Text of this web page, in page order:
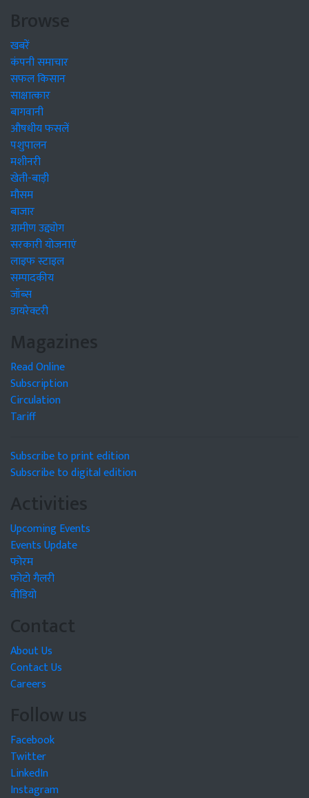
Browse
खबरें
कंपनी समाचार
सफल किसान
साक्षात्कार
बागवानी
औषधीय फसलें
पशुपालन
मशीनरी
खेती-बाड़ी
मौसम
बाजार
ग्रामीण उद्द्योग
सरकारी योजनाएं
लाइफ स्टाइल
सम्पादकीय
जॉब्स
डायरेक्टरी
Magazines
Read Online
Subscription
Circulation
Tariff
Subscribe to print edition
Subscribe to digital edition
Activities
Upcoming Events
Events Update
फोरम
फोटो गैलरी
वीडियो
Contact
About Us
Contact Us
Careers
Follow us
Facebook
Twitter
LinkedIn
Instagram